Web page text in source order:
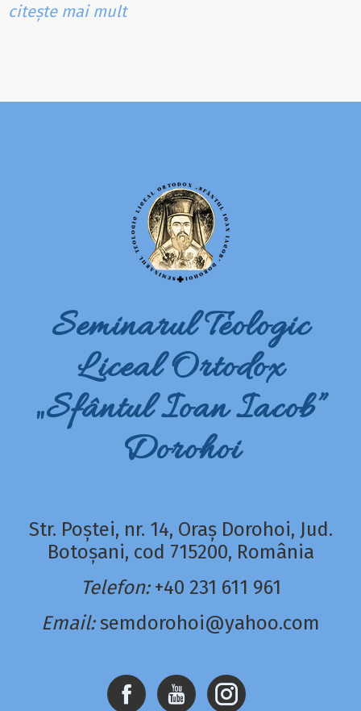
citește mai mult
Seminarul Teologic
Liceal Ortodox
„Sfântul Ioan Iacob”
Dorohoi
Str. Poștei, nr. 14, Oraș Dorohoi, Jud.
Botoșani, cod 715200, România
Telefon: +40 231 611 961
Email: semdorohoi@yahoo.com